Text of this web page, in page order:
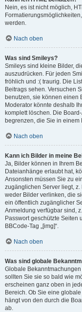
Nein, es ist nicht möglich,
werden.
Nach oben
Was sind Smileys?
Smileys sind kleine Bilder,
auszudrücken. Für jeden
fröhlich und :( traurig. Die
Beitrags sehen. Versuchen
benutzen, sie können einen
Moderator könnte deshalb
komplett löschen. Die
begrenzen, die Sie in
Nach oben
Kann ich Bilder in meine
Ja, Bilder können in Ihrem
Dateianhänge erlaubt hat,
Ansonsten müssen Sie zu
zugänglichen Server liegt,
weder Bilder verlinken, die
ein öffentlich zugänglicher
Anmeldung verfügbar sind,
Passwort geschützte Seiten
BBCode-Tag „[img]“.
Nach oben
Was sind globale
Globale
sollten Sie sie so bald wie
erscheinen ganz oben in
Bereich. Ob Sie eine
hängt von den durch die
ab.